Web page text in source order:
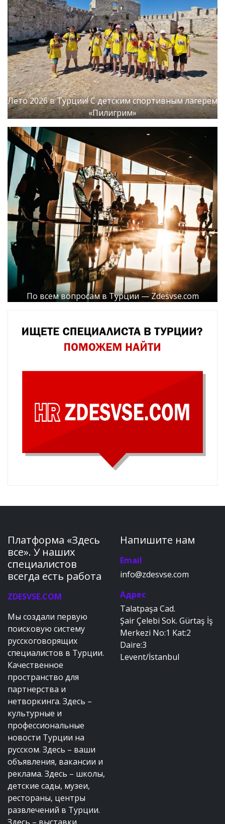
Лето 2026 в Турции! С детским спортивным лагерем
«Пилигрим»
По всем вопросам в Турции — Zdesvse.com
Платформа «Здесь
все». У наших
специалистов
всегда есть работа
ZDESVSE.COM
Мы создали первую
поисковую систему
русскоговорящих
специалистов в Турции.
Качественное
пространство для
партнерства и
нетворкинга. Здесь –
культурные и
профессиональные
новости Турции на
русском. Здесь – ваши
объявления, вакансии и
реклама. Здесь – школы,
детские сады, музеи,
рестораны, центры
развлечений в Турции.
Напишите нам
Email
info@zdesvse.com
Адрес
Talatpaşa Cad.
Şair Çelebi Sok. Gürtaş İş
Merkezi No:1 Kat:2
Daire:3
Levent/İstanbul